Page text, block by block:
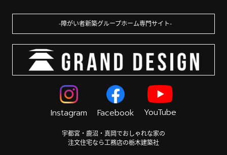
障がい者新築グループホーム専門サイト
Instagram Facebook YouTube
宇都宮・鹿沼・真岡でおしゃれな家の
注文住宅なら工務店の栃木建築社